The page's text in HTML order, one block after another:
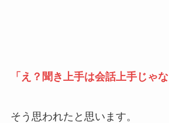
「え？聞き上手は会話上手じゃな
そう思われたと思います。